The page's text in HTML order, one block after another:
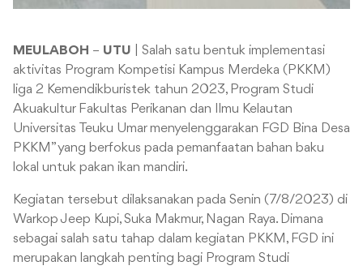
MEULABOH – UTU | Salah satu bentuk implementasi
aktivitas Program Kompetisi Kampus Merdeka (PKKM)
liga 2 Kemendikburistek tahun 2023, Program Studi
Akuakultur Fakultas Perikanan dan Ilmu Kelautan
Universitas Teuku Umar menyelenggarakan FGD Bina Desa
PKKM” yang berfokus pada pemanfaatan bahan baku
lokal untuk pakan ikan mandiri.
Kegiatan tersebut dilaksanakan pada Senin (7/8/2023) di
Warkop Jeep Kupi, Suka Makmur, Nagan Raya. Dimana
sebagai salah satu tahap dalam kegiatan PKKM, FGD ini
merupakan langkah penting bagi Program Studi